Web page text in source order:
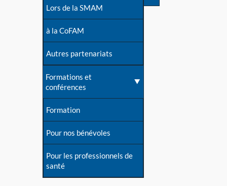
Lors de la SMAM
à la CoFAM
Autres partenariats
Formations et
conférences
Formation
Pour nos bénévoles
Pour les professionnels de
santé